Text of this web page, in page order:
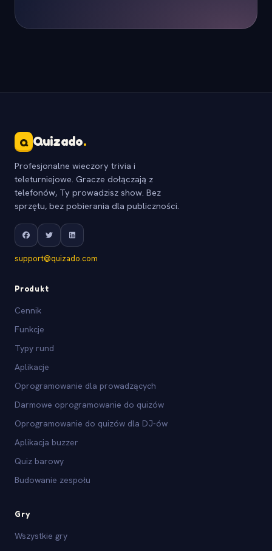
Q Quizado.
Profesjonalne wieczory trivia i
teleturniejowe. Gracze dołączają z
telefonów, Ty prowadzisz show. Bez
sprzętu, bez pobierania dla publiczności.
support@quizado.com
Produkt
Cennik
Funkcje
Typy rund
Aplikacje
Oprogramowanie dla prowadzących
Darmowe oprogramowanie do quizów
Oprogramowanie do quizów dla DJ-ów
Aplikacja buzzer
Quiz barowy
Budowanie zespołu
Gry
Wszystkie gry